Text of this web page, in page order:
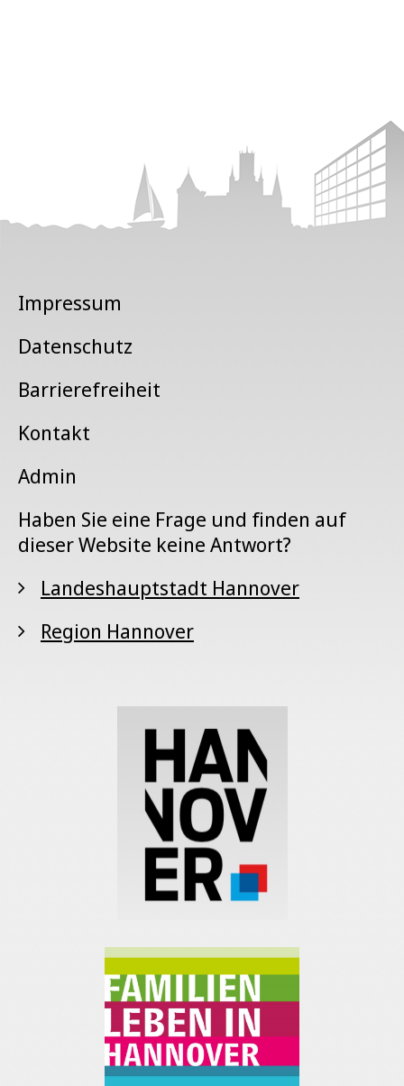
Impressum
Datenschutz
Barrierefreiheit
Kontakt
Admin
Haben Sie eine Frage und finden auf
dieser Website keine Antwort?
Landeshauptstadt Hannover
Region Hannover